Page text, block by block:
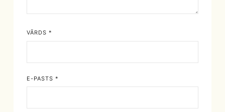
VĀRDS *
E-PASTS *